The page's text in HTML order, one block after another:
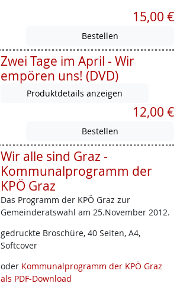
15,00 €
Zwei Tage im April - Wir
empören uns! (DVD)
Produktdetails anzeigen
12,00 €
Wir alle sind Graz -
Kommunalprogramm der
KPÖ Graz
Das Programm der KPÖ Graz zur
Gemeinderatswahl am 25.November 2012.
gedruckte Broschüre, 40 Seiten, A4,
Softcover
oder Kommunalprogramm der KPÖ Graz
als PDF-Download